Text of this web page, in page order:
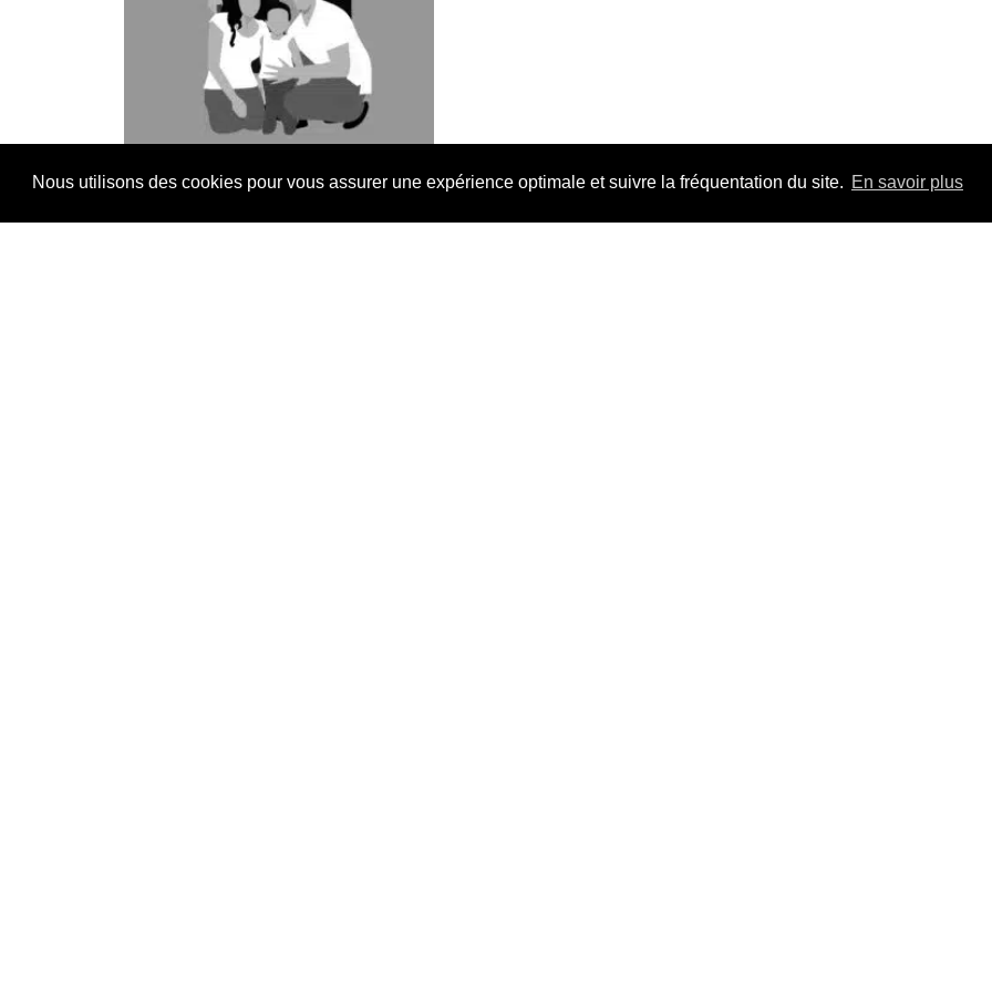
Nous utilisons des cookies pour vous assurer une expérience optimale et suivre la fréquentation du site. En savoir plus
Adhérez à